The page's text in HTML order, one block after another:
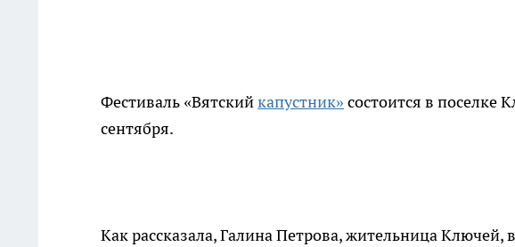
Фестиваль «Вятскийкапустник» состоится в поселке
сентября.
Как рассказала, Галина Петрова, жительница